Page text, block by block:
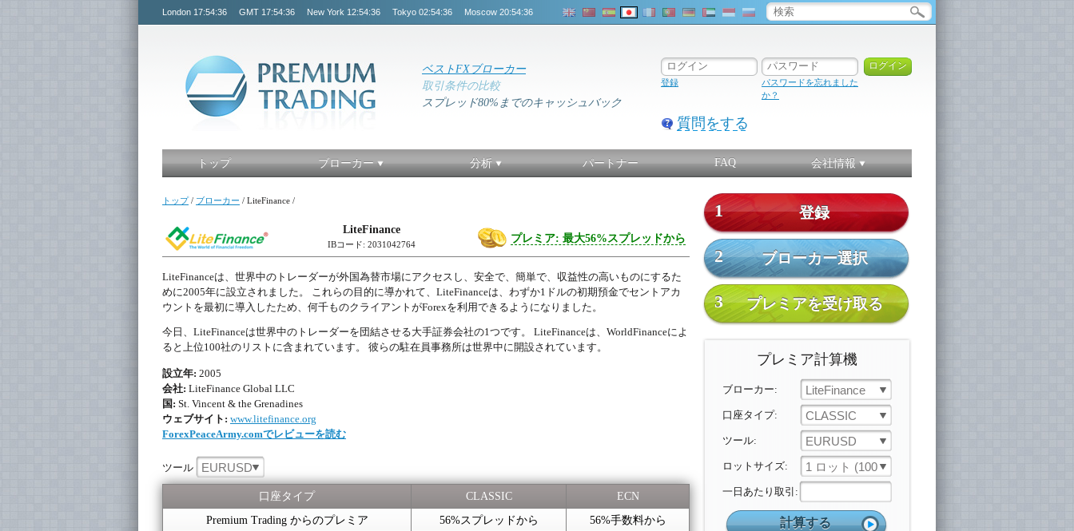
London 17:54:36 GMT 17:54:36 New York 12:54:36 Tokyo 02:54:36 Moscow 20:54:36
ベストFXブローカー
取引条件の比較
スプレッド80%までのキャッシュバック
登録
パスワードを忘れました
か？
質問をする
トップ ブローカー 分析 パートナー FAQ 会社情報
1 登録
2 ブローカー選択
3 プレミアを受け取る
プレミア計算機
ブローカー: LiteFinance
口座タイプ: CLASSIC
ツール: EURUSD
ロットサイズ: 1 ロット (100 000 ユニット)
一日あたり取引:
トップ/ ブローカー / LiteFinance /
LiteFinance
IBコード: 2031042764 プレミア: 最大56%スプレッドから
LiteFinanceは、世界中のトレーダーが外国為替市場にアクセスし、安全で、簡単で、収益性の高いものにするた
めに2005年に設立されました。 これらの目的に導かれて、LiteFinanceは、わずか1ドルの初期預金でセントアカ
ウントを最初に導入したため、何千ものクライアントがForexを利用できるようになりました。
今日、LiteFinanceは世界中のトレーダーを団結させる大手証券会社の1つです。 LiteFinanceは、WorldFinanceによ
ると上位100社のリストに含まれています。 彼らの駐在員事務所は世界中に開設されています。
設立年: 2005
会社: LiteFinance Global LLC
国: St. Vincent & the Grenadines
ウェブサイト: www.litefinance.org
ForexPeaceArmy.comでレビューを読む
ツール EURUSD
口座タイプ CLASSIC
ECN
Premium Trading からのプレミア
56%スプレッドから
56%手数料から